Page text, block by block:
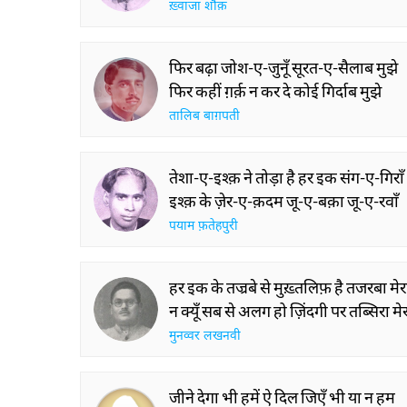
ख़्वाजा शौक़
फिर बढ़ा जोश-ए-जुनूँ सूरत-ए-सैलाब मुझे
फिर कहीं ग़र्क़ न कर दे कोई गिर्दाब मुझे
तालिब बाग़पती
तेशा-ए-इश्क़ ने तोड़ा है हर इक संग-ए-गिराँ
इश्क़ के ज़ेर-ए-क़दम जू-ए-बक़ा जू-ए-रवाँ
पयाम फ़तेहपुरी
हर इक के तज्रबे से मुख़्तलिफ़ है तजरबा
न क्यूँ सब से अलग हो ज़िंदगी पर तब्सिरा
मुनव्वर लखनवी
जीने देगा भी हमें ऐ दिल जिएँ भी या न हम